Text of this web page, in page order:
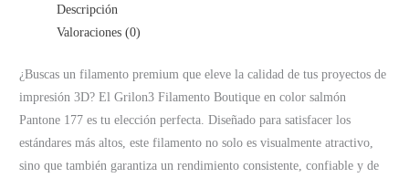
Descripción
Valoraciones (0)
¿Buscas un filamento premium que eleve la calidad de tus proyectos de
impresión 3D? El Grilon3 Filamento Boutique en color salmón
Pantone 177 es tu elección perfecta. Diseñado para satisfacer los
estándares más altos, este filamento no solo es visualmente atractivo,
sino que también garantiza un rendimiento consistente, confiable y de